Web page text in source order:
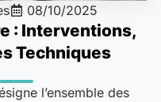
08/10/2025
: Interventions,
Techniques
l’ensemble des